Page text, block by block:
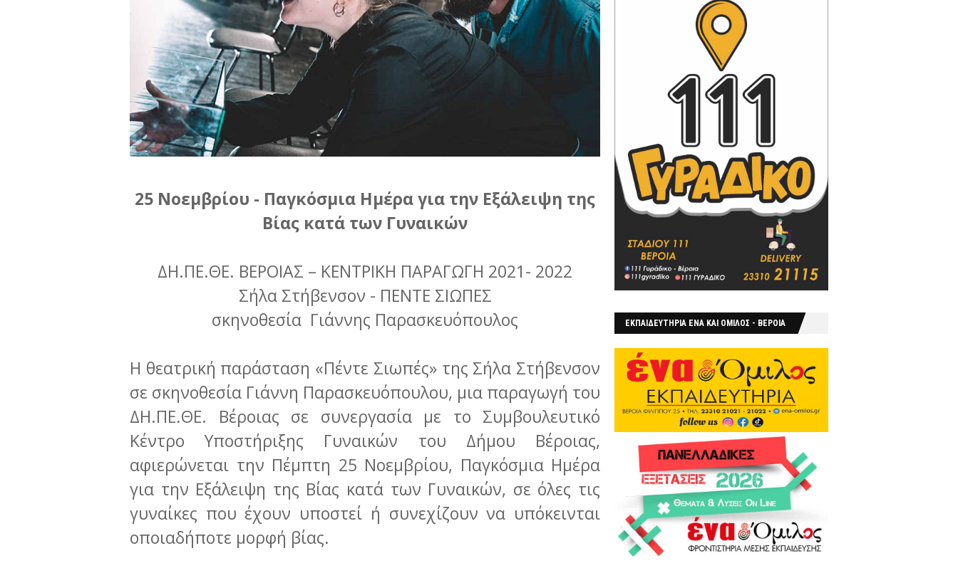
25 Νοεμβρίου - Παγκόσμια Ημέρα για την Εξάλειψη της
Βίας κατά των Γυναικών
ΔΗ.ΠΕ.ΘΕ. ΒΕΡΟΙΑΣ – ΚΕΝΤΡΙΚΗ ΠΑΡΑΓΩΓΗ 2021- 2022
Σήλα Στήβενσον - ΠΕΝΤΕ ΣΙΩΠΕΣ
σκηνοθεσία Γιάννης Παρασκευόπουλος
Η θεατρική παράσταση «Πέντε Σιωπές» της Σήλα Στήβενσον
σε σκηνοθεσία Γιάννη Παρασκευόπουλου, μια παραγωγή του
ΔΗ.ΠΕ.ΘΕ. Βέροιας σε συνεργασία με το Συμβουλευτικό
Κέντρο Υποστήριξης Γυναικών του Δήμου Βέροιας,
αφιερώνεται την Πέμπτη 25 Νοεμβρίου, Παγκόσμια Ημέρα
για την Εξάλειψη της Βίας κατά των Γυναικών, σε όλες τις
γυναίκες που έχουν υποστεί ή συνεχίζουν να υπόκεινται
οποιαδήποτε μορφή βίας.
ΕΚΠΑΙΔΕΥΤΗΡΙΑ ΕΝΑ ΚΑΙ ΟΜΙΛΟΣ - ΒΕΡΟΙΑ